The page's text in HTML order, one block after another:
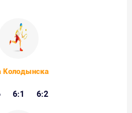
Колодынска
6:1 6:2